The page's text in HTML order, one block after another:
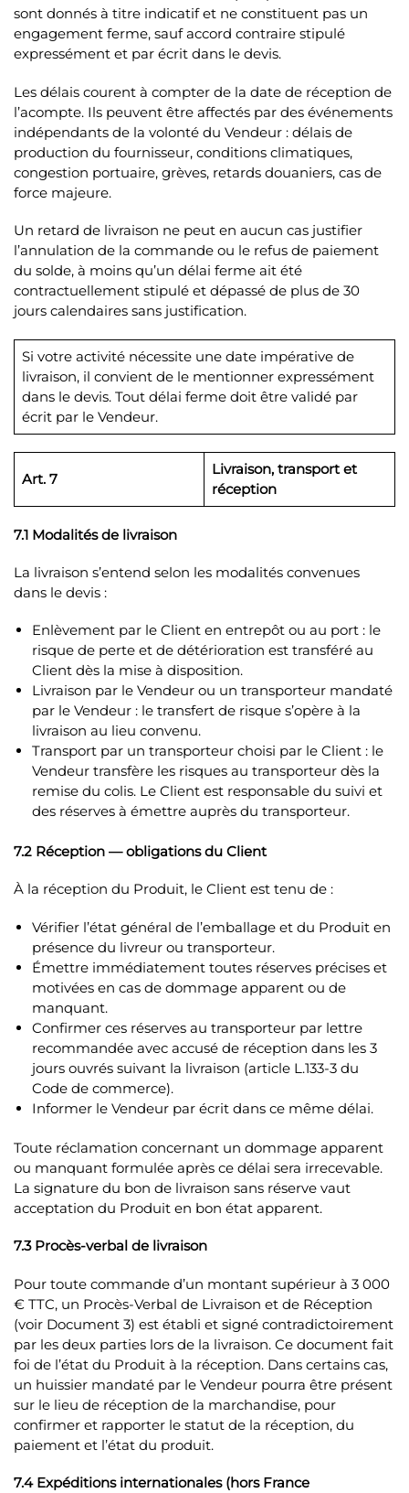
sont donnés à titre indicatif et ne constituent pas un
engagement ferme, sauf accord contraire stipulé
expressément et par écrit dans le devis.
Les délais courent à compter de la date de réception de
l’acompte. Ils peuvent être affectés par des événements
indépendants de la volonté du Vendeur : délais de
production du fournisseur, conditions climatiques,
congestion portuaire, grèves, retards douaniers, cas de
force majeure.
Un retard de livraison ne peut en aucun cas justifier
l’annulation de la commande ou le refus de paiement
du solde, à moins qu’un délai ferme ait été
contractuellement stipulé et dépassé de plus de 30
jours calendaires sans justification.
Si votre activité nécessite une date impérative de
livraison, il convient de le mentionner expressément
dans le devis. Tout délai ferme doit être validé par
écrit par le Vendeur.
Art. 7
Livraison, transport et
réception
7.1 Modalités de livraison
La livraison s’entend selon les modalités convenues
dans le devis :
Enlèvement par le Client en entrepôt ou au port : le
risque de perte et de détérioration est transféré au
Client dès la mise à disposition.
Livraison par le Vendeur ou un transporteur mandaté
par le Vendeur : le transfert de risque s’opère à la
livraison au lieu convenu.
Transport par un transporteur choisi par le Client : le
Vendeur transfère les risques au transporteur dès la
remise du colis. Le Client est responsable du suivi et
des réserves à émettre auprès du transporteur.
7.2 Réception — obligations du Client
À la réception du Produit, le Client est tenu de :
Vérifier l’état général de l’emballage et du Produit en
présence du livreur ou transporteur.
Émettre immédiatement toutes réserves précises et
motivées en cas de dommage apparent ou de
manquant.
Confirmer ces réserves au transporteur par lettre
recommandée avec accusé de réception dans les 3
jours ouvrés suivant la livraison (article L.133-3 du
Code de commerce).
Informer le Vendeur par écrit dans ce même délai.
Toute réclamation concernant un dommage apparent
ou manquant formulée après ce délai sera irrecevable.
La signature du bon de livraison sans réserve vaut
acceptation du Produit en bon état apparent.
7.3 Procès-verbal de livraison
Pour toute commande d’un montant supérieur à 3 000
€ TTC, un Procès-Verbal de Livraison et de Réception
(voir Document 3) est établi et signé contradictoirement
par les deux parties lors de la livraison. Ce document fait
foi de l’état du Produit à la réception. Dans certains cas,
un huissier mandaté par le Vendeur pourra être présent
sur le lieu de réception de la marchandise, pour
confirmer et rapporter le statut de la réception, du
paiement et l’état du produit.
7.4 Expéditions internationales (hors France